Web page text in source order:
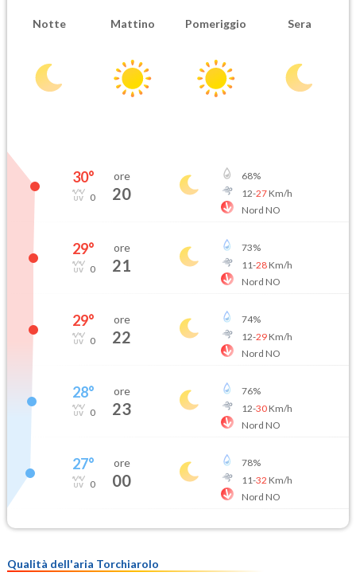
Notte Mattino Pomeriggio Sera
30°
0
ore
20
68%
12-27Km/h
Nord NO
29°
0
ore
21
73%
11-28Km/h
Nord NO
29°
0
ore
22
74%
12-29Km/h
Nord NO
28°
0
ore
23
76%
12-30Km/h
Nord NO
27°
0
ore
00
78%
11-32 Km/h
Nord NO
Qualità dell'aria Torchiarolo